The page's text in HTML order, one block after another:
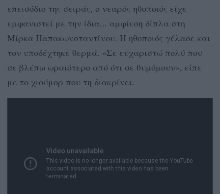
επεισόδιο της σειράς, ο νεαρός ηθοποιός είχε
εμφανιστεί με την ίδια... αμφίεση δίπλα στη
Μίρκα Παπακωνσταντίνου. Η ηθοποιός γέλασε και
τον υποδέχτηκε θερμά. «Σε ευχαριστώ πολύ που
σε βλέπω ωραιότερο από ότι σε θυμόμουν», είπε
με το χιούμορ που τη διακρίνει.